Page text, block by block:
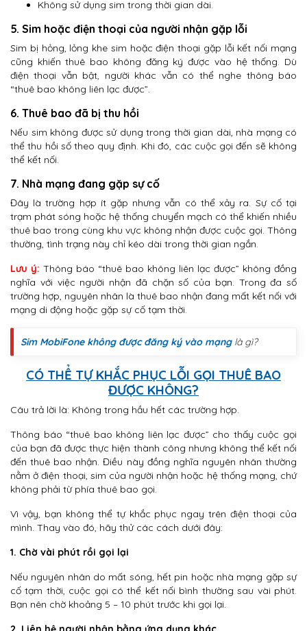
Không sử dụng sim trong thời gian dài.
5. Sim hoặc điện thoại của người nhận gặp lỗi
Sim bị hỏng, lỏng khe sim hoặc điện thoại gặp lỗi kết nối mạng
cũng khiến thuê bao không đăng ký được vào hệ thống. Dù
điện thoại vẫn bật, người khác vẫn có thể nghe thông báo
“thuê bao không liên lạc được”.
6. Thuê bao đã bị thu hồi
Nếu sim không được sử dụng trong thời gian dài, nhà mạng có
thể thu hồi số theo quy định. Khi đó, các cuộc gọi đến sẽ không
thể kết nối.
7. Nhà mạng đang gặp sự cố
Đây là trường hợp ít gặp nhưng vẫn có thể xảy ra. Sự cố tại
trạm phát sóng hoặc hệ thống chuyển mạch có thể khiến nhiều
thuê bao trong cùng khu vực không nhận được cuộc gọi. Thông
thường, tình trạng này chỉ kéo dài trong thời gian ngắn.
Lưu ý: Thông báo “thuê bao không liên lạc được” không đồng
nghĩa với việc người nhận đã chặn số của bạn. Trong đa số
trường hợp, nguyên nhân là thuê bao nhận đang mất kết nối với
mạng di động hoặc gặp sự cố tạm thời.
Sim MobiFone không được đăng ký vào mạnglà gì?
CÓ THỂ TỰ KHẮC PHỤC LỖI GỌI THUÊ BAO
ĐƯỢC KHÔNG?
Câu trả lời là: Không trong hầu hết các trường hợp.
Thông báo “thuê bao không liên lạc được” cho thấy cuộc gọi
của bạn đã được thực hiện thành công nhưng không thể kết nối
đến thuê bao nhận. Điều này đồng nghĩa nguyên nhân thường
nằm ở điện thoại, sim của người nhận hoặc hệ thống mạng, chứ
không phải từ phía thuê bao gọi.
Vì vậy, bạn không thể tự khắc phục ngay trên điện thoại của
mình. Thay vào đó, hãy thử các cách dưới đây:
1. Chờ vài phút rồi gọi lại
Nếu nguyên nhân do mất sóng, hết pin hoặc nhà mạng gặp sự
cố tạm thời, cuộc gọi có thể kết nối bình thường sau vài phút.
Bạn nên chờ khoảng 5 – 10 phút trước khi gọi lại.